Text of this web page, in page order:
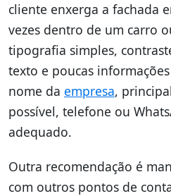
cliente enxerga a fachada
vezes dentro de um carro
tipografia simples,
texto e poucas
nome da empresa,
possível, telefone ou
adequado.
Outra recomendação é
com outros pontos de